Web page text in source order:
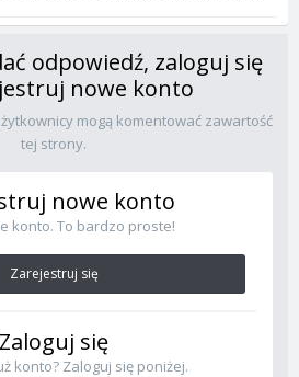
odpowiedź, zaloguj się
nowe konto
mogą komentować zawartość
tej strony.
nowe konto
konto. To bardzo proste!
Zarejestruj się
Zaloguj się
konto? Zaloguj się poniżej.